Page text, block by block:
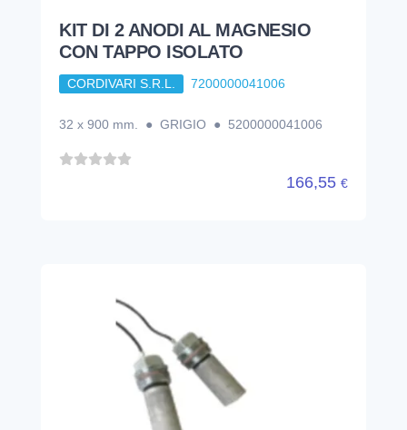
KIT DI 2 ANODI AL MAGNESIO
CON TAPPO ISOLATO
CORDIVARI S.R.L. 7200000041006
32 x 900 mm. ● GRIGIO ● 5200000041006
166,55 €